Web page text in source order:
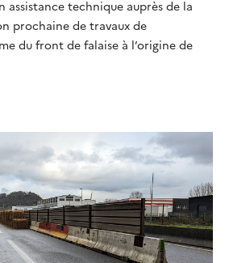
assistance technique auprès de la
prochaine de travaux de
du front de falaise à l’origine de